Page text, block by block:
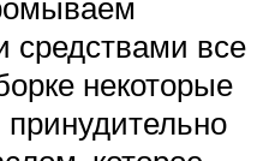
средствами все
некоторые